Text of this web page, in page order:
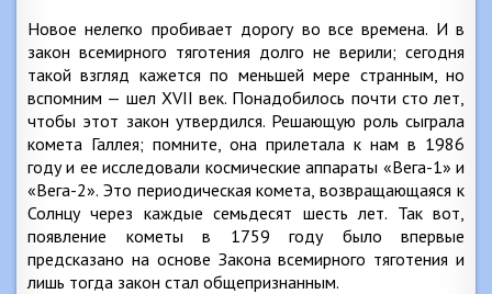
Новое нелегко пробивает дорогу во все времена. И в
закон всемирного тяготения долго не верили; сегодня
такой взгляд кажется по меньшей мере странным, но
вспомним — шел XVII век. Понадобилось почти сто лет,
чтобы этот закон утвердился. Решающую роль сыграла
комета Галлея; помните, она прилетала к нам в 1986
году и ее исследовали космические аппараты «Вега-1» и
«Вега-2». Это периодическая комета, возвращающаяся к
Солнцу через каждые семьдесят шесть лет. Так вот,
появление кометы в 1759 году было впервые
предсказано на основе Закона всемирного тяготения и
лишь тогда закон стал общепризнанным.